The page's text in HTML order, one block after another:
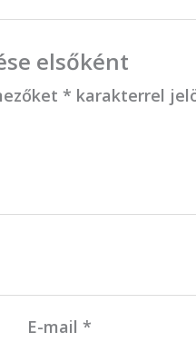
elsőként
* karakterrel
E-mail *